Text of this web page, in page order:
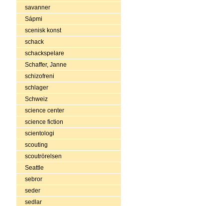
savanner
Sápmi
scenisk konst
schack
schackspelare
Schaffer, Janne
schizofreni
schlager
Schweiz
science center
science fiction
scientologi
scouting
scoutrörelsen
Seattle
sebror
seder
sedlar